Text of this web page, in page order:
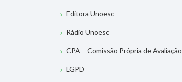
Editora Unoesc
Rádio Unoesc
CPA – Comissão Própria de Avaliação
LGPD